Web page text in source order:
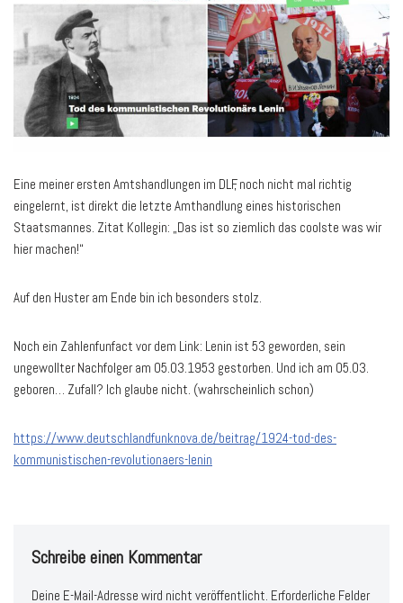
Eine meiner ersten Amtshandlungen im DLF, noch nicht mal richtig
eingelernt, ist direkt die letzte Amthandlung eines historischen
Staatsmannes. Zitat Kollegin: „Das ist so ziemlich das coolste was wir
hier machen!“
Auf den Huster am Ende bin ich besonders stolz.
Noch ein Zahlenfunfact vor dem Link: Lenin ist 53 geworden, sein
ungewollter Nachfolger am 05.03.1953 gestorben. Und ich am 05.03.
geboren… Zufall? Ich glaube nicht. (wahrscheinlich schon)
https://www.deutschlandfunknova.de/beitrag/1924-tod-des-
kommunistischen-revolutionaers-lenin
Schreibe einen Kommentar
Deine E-Mail-Adresse wird nicht veröffentlicht. Erforderliche Felder